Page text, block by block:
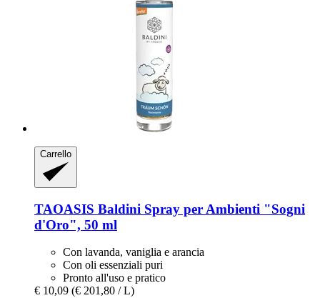
Carrello
TAOASIS Baldini Spray per Ambienti "Sogni
d'Oro", 50 ml
Con lavanda, vaniglia e arancia
Con oli essenziali puri
Pronto all'uso e pratico
€ 10,09 (€ 201,80 / L)